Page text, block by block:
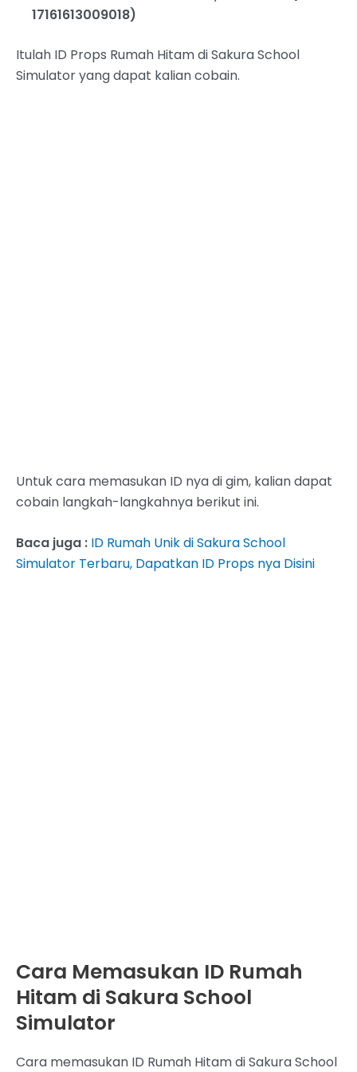
17161613009018)
Itulah ID Props Rumah Hitam di Sakura School
Simulator yang dapat kalian cobain.
Untuk cara memasukan ID nya di gim, kalian dapat
cobain langkah-langkahnya berikut ini.
Baca juga : ID Rumah Unik di Sakura School
Simulator Terbaru, Dapatkan ID Props nya Disini
Cara Memasukan ID Rumah
Hitam di Sakura School
Simulator
Cara memasukan ID Rumah Hitam di Sakura School